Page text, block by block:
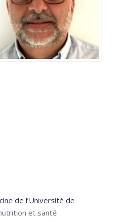
de l’Université de
et santé